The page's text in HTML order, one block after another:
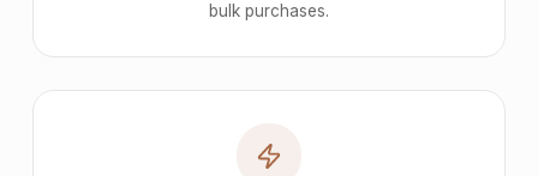
bulk purchases.